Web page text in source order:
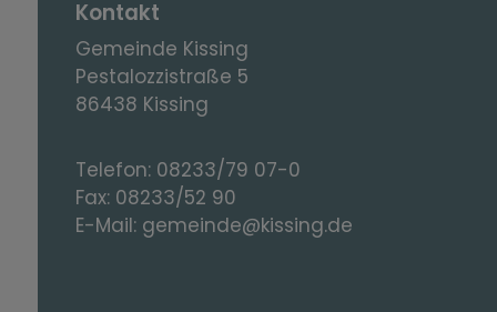
Kontakt
Gemeinde Kissing
Pestalozzistraße 5
86438 Kissing
Telefon: 08233/79 07-0
Fax: 08233/52 90
E-Mail: gemeinde@kissing.de